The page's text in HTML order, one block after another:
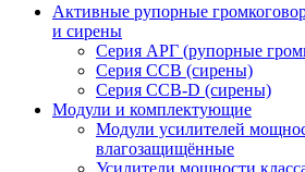
Активные рупорные
и сирены
Серия АРГ (рупорные
Серия ССВ (сирены)
Серия ССВ-D (сирены)
Модули и комплектующие
Модули усилителей
влагозащищённые
Усилители мощности